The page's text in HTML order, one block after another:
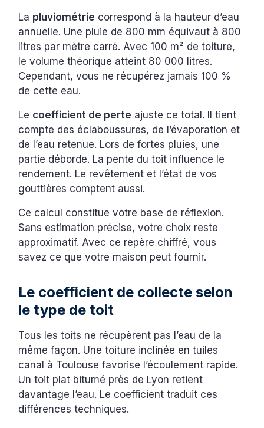
La pluviométrie correspond à la hauteur d’eau
annuelle. Une pluie de 800 mm équivaut à 800
litres par mètre carré. Avec 100 m² de toiture,
le volume théorique atteint 80 000 litres.
Cependant, vous ne récupérez jamais 100 %
de cette eau.
Le coefficient de perte ajuste ce total. Il tient
compte des éclaboussures, de l’évaporation et
de l’eau retenue. Lors de fortes pluies, une
partie déborde. La pente du toit influence le
rendement. Le revêtement et l’état de vos
gouttières comptent aussi.
Ce calcul constitue votre base de réflexion.
Sans estimation précise, votre choix reste
approximatif. Avec ce repère chiffré, vous
savez ce que votre maison peut fournir.
Le coefficient de collecte selon
le type de toit
Tous les toits ne récupèrent pas l’eau de la
même façon. Une toiture inclinée en tuiles
canal à Toulouse favorise l’écoulement rapide.
Un toit plat bitumé près de Lyon retient
davantage l’eau. Le coefficient traduit ces
différences techniques.